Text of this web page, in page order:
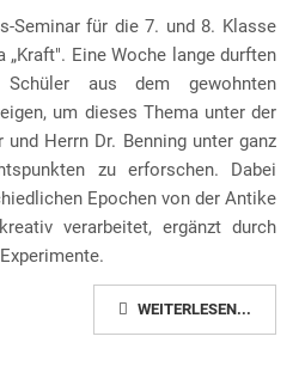
Seminar für die 7. und 8. Klasse
Eine Woche lange durften
aus dem gewohnten
um dieses Thema unter der
und Herrn Dr. Benning unter ganz
zu erforschen. Dabei
Epochen von der Antike
verarbeitet, ergänzt durch
WEITERLESEN...